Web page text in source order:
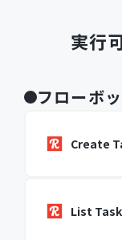
実行
フローボ
Create
List